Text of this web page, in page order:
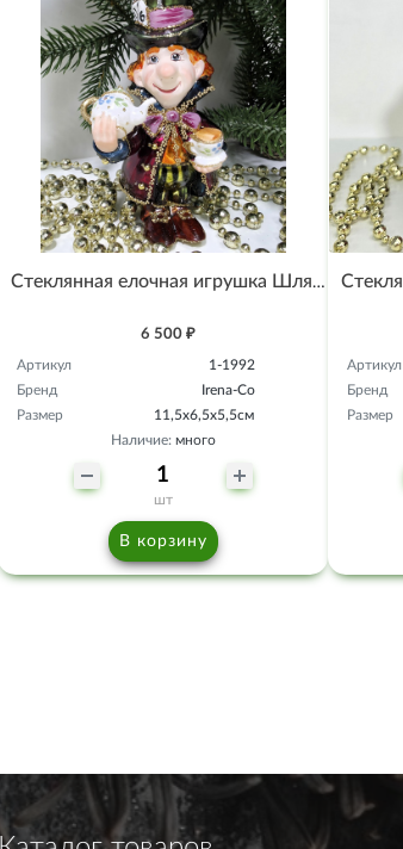
Стеклянная елочная игрушка Шляпник с чайником
6 500 ₽
Артикул
1-1992
Бренд
Irena-Co
Размер
11,5х6,5х5,5см
Наличие: много
шт
В корзину
Артикул
Бренд
Размер